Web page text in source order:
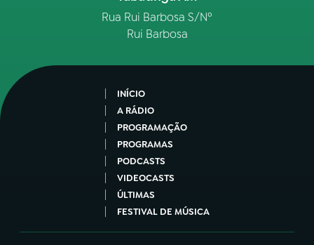
Rua Rui Barbosa S/Nº
Rui Barbosa
INÍCIO
A RÁDIO
PROGRAMAÇÃO
PROGRAMAS
PODCASTS
VIDEOCASTS
ÚLTIMAS
FESTIVAL DE MÚSICA